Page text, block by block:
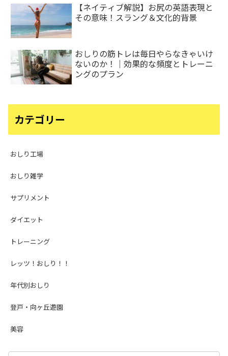
【ネイティブ解説】お尻の英語表現と
その意味！スラング＆文化的背景
おしりの筋トレは毎日やらなきゃいけ
ないのか！｜効果的な頻度とトレーニ
ングのプラン
カテゴリー
おしり工場
おしり雑学
サプリメント
ダイエット
トレーニング
レッツ！おしり！！
年代別おしり
登戸・向ヶ丘遊園
美容